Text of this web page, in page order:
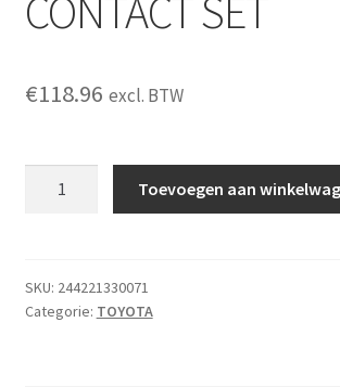
CONTACT SET
€118.96 excl. BTW
Toevoegen aan
SKU: 244221330071
Categorie: TOYOTA